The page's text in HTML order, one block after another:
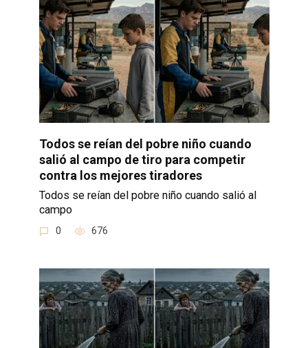
Todos se reían del pobre niño cuando
salió al campo de tiro para competir
contra los mejores tiradores
Todos se reían del pobre niño cuando salió al
campo
0 676